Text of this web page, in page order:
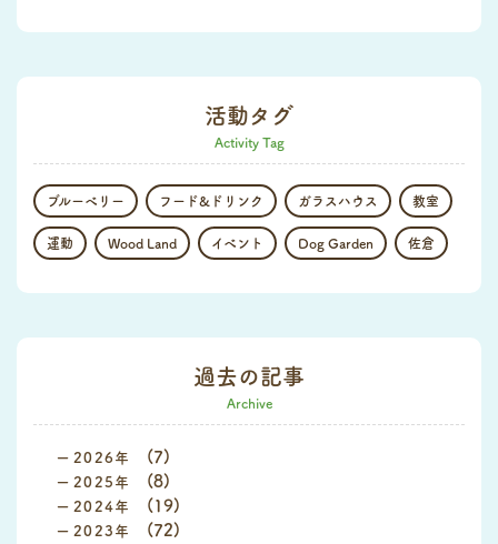
活動タグ
Activity Tag
ブルーベリー フード&ドリンク ガラスハウス 教室
運動 Wood Land イベント Dog Garden 佐倉
過去の記事
Archive
2026 (7)
2025 (8)
2024 (19)
2023 (72)